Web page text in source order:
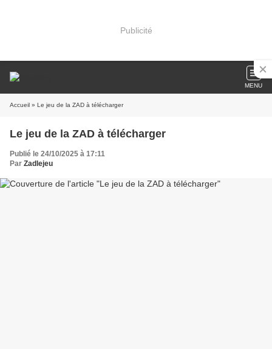
Publicité
MENU
Accueil » Le jeu de la ZAD à télécharger
Le jeu de la ZAD à télécharger
Publié le 24/10/2025 à 17:11
Par Zadlejeu